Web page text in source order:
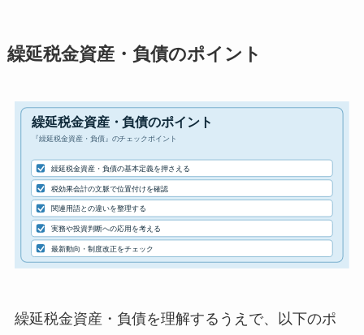
繰延税金資産・負債のポイント
繰延税金資産・負債を理解するうえで、以下のポ